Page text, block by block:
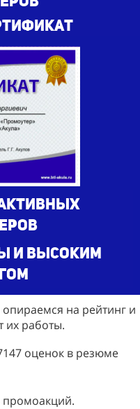
и высоким
на рейтинг и
их работы.
оценок в резюме
промоакций.